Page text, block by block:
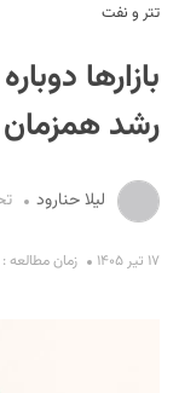
تتر و نفت
بازارها
رشد
لیلا حنارود
۱۷ تیر ۱۴۰۵ زمان مطالعه : ۲ دقیقه